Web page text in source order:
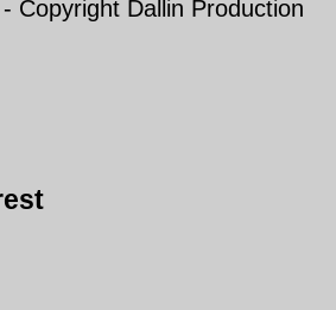
Copyright Dallin Production